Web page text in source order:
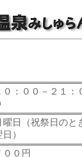
０：００－２１：
曜日（祝祭日のと
）
００円